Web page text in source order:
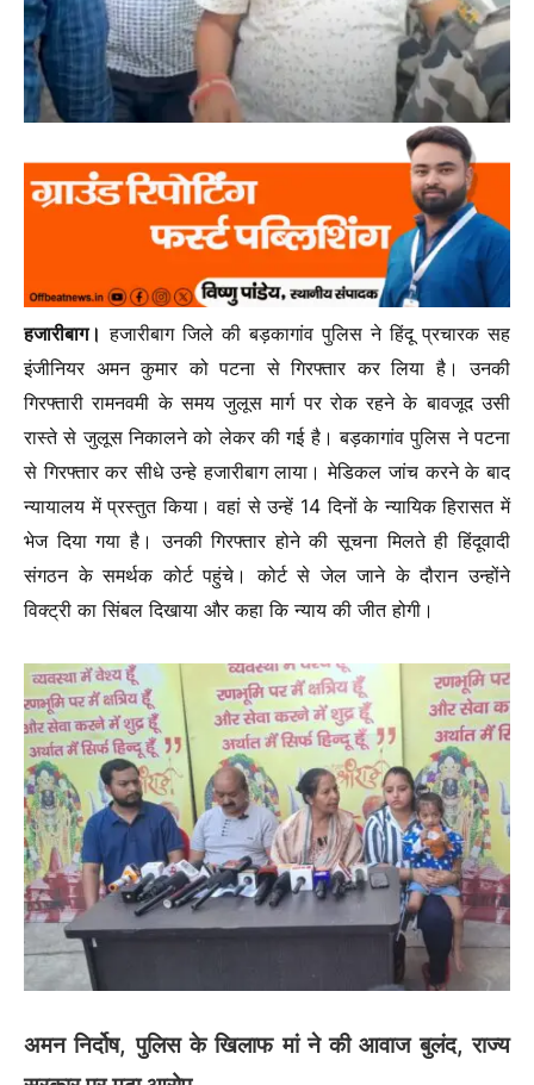
हजारीबाग। हजारीबाग जिले की बड़कागांव पुलिस ने हिंदू प्रचारक सह
इंजीनियर अमन कुमार को पटना से गिरफ्तार कर लिया है। उनकी
गिरफ्तारी रामनवमी के समय जुलूस मार्ग पर रोक रहने के बावजूद उसी
रास्ते से जुलूस निकालने को लेकर की गई है। बड़कागांव पुलिस ने पटना
से गिरफ्तार कर सीधे उन्हे हजारीबाग लाया। मेडिकल जांच करने के बाद
न्यायालय में प्रस्तुत किया। वहां से उन्हें 14 दिनों के न्यायिक हिरासत में
भेज दिया गया है। उनकी गिरफ्तार होने की सूचना मिलते ही हिंदूवादी
संगठन के समर्थक कोर्ट पहुंचे। कोर्ट से जेल जाने के दौरान उन्होंने
विक्ट्री का सिंबल दिखाया और कहा कि न्याय की जीत होगी।
अमन निर्दोष, पुलिस के खिलाफ मां ने की आवाज बुलंद, राज्य